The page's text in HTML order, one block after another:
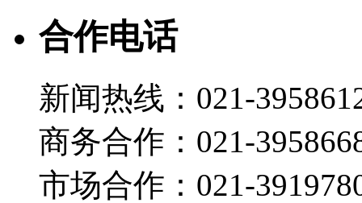
合作电话
新闻热线：021-
商务合作：021-
市场合作：021-